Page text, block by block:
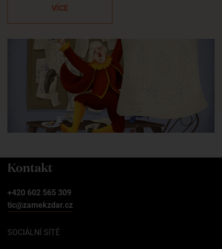
VÍCE
Kontakt
+420 602 565 309
tic@zamekzdar.cz
SOCIÁLNÍ SÍTĚ